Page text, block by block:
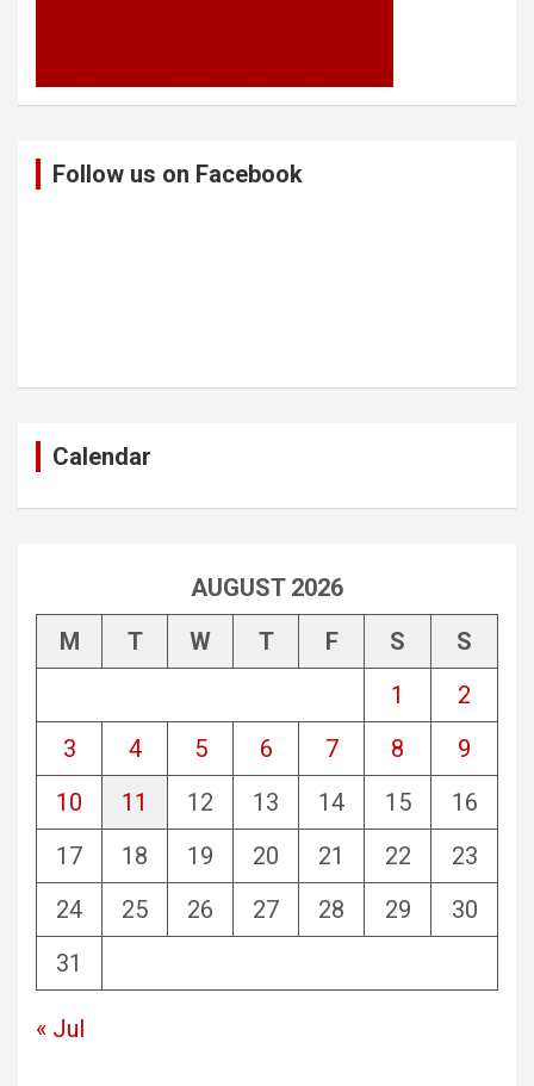
Follow us on Facebook
Calendar
AUGUST 2026
M
T W T F S
S
1
2
3
4 5 6 7 8
9
10
11 12 13 14 15
16
17
18 19 20 21 22
23
24
25 26 27 28 29
30
31
« Jul